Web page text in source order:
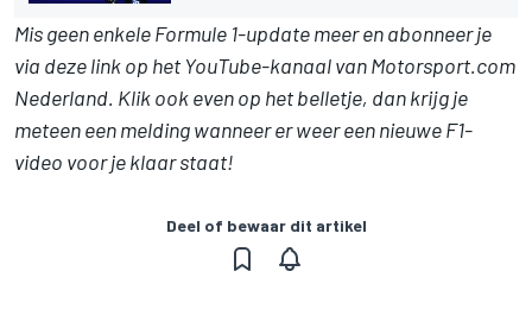
Mis geen enkele Formule 1-update meer en abonneer je
via deze link op het YouTube-kanaal van Motorsport.com
Nederland. Klik ook even op het belletje, dan krijg je
meteen een melding wanneer er weer een nieuwe F1-
video voor je klaar staat!
Deel of bewaar dit artikel